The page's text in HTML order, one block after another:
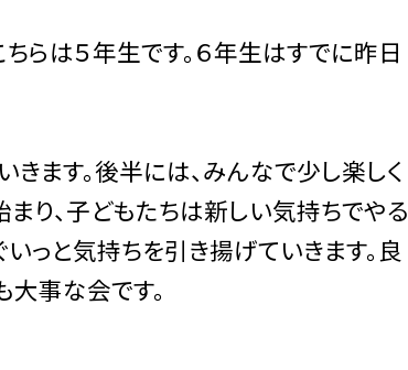
らは５年生です。６年生はすでに昨日
ます。後半には、みんなで少し楽しく
り、子どもたちは新しい気持ちでやる
っと気持ちを引き揚げていきます。良
事な会です。